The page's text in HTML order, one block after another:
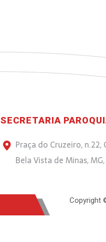
SECRETARIA
Praça do Cruzeiro, n.22,
Bela Vista de Minas,